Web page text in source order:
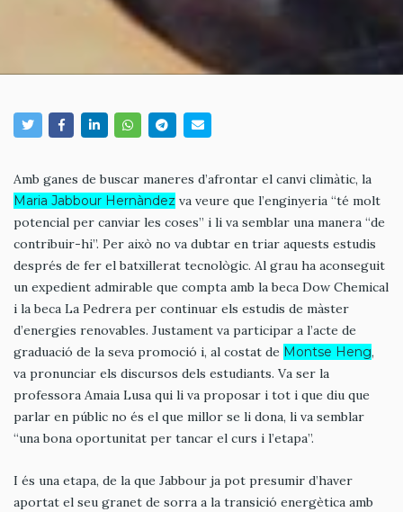
Amb ganes de buscar maneres d’afrontar el canvi climàtic, la
Maria Jabbour Hernàndez va veure que l’enginyeria “té molt
potencial per canviar les coses” i li va semblar una manera “de
contribuir-hi”. Per això no va dubtar en triar aquests estudis
després de fer el batxillerat tecnològic. Al grau ha aconseguit
un expedient admirable que compta amb la beca Dow Chemical
i la beca La Pedrera per continuar els estudis de màster
d’energies renovables. Justament va participar a l’acte de
graduació de la seva promoció i, al costat de Montse Heng,
va pronunciar els discursos dels estudiants. Va ser la
professora Amaia Lusa qui li va proposar i tot i que diu que
parlar en públic no és el que millor se li dona, li va semblar
“una bona oportunitat per tancar el curs i l’etapa”.
I és una etapa, de la que Jabbour ja pot presumir d’haver
aportat el seu granet de sorra a la transició energètica amb